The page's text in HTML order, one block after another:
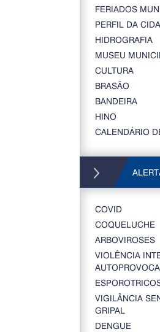
FERIADOS
PERFIL DA
HIDROGRAFIA
MUSEU
CULTURA
BRASÃO
BANDEIRA
HINO
CALENDÁRIO
COVID
COQUELUCHE
ARBOVIROSES
VIOLÊNCIA
VIGILÂNCIA
GRIPAL
DENGUE